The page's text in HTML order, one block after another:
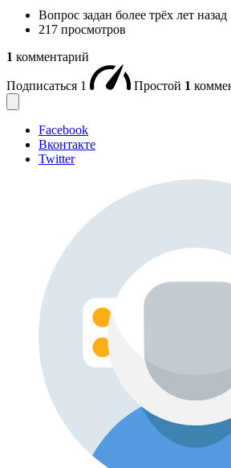
Вопрос задан более трёх лет назад
217 просмотров
1 комментарий
Подписаться 1 Простой 1
Facebook
Вконтакте
Twitter